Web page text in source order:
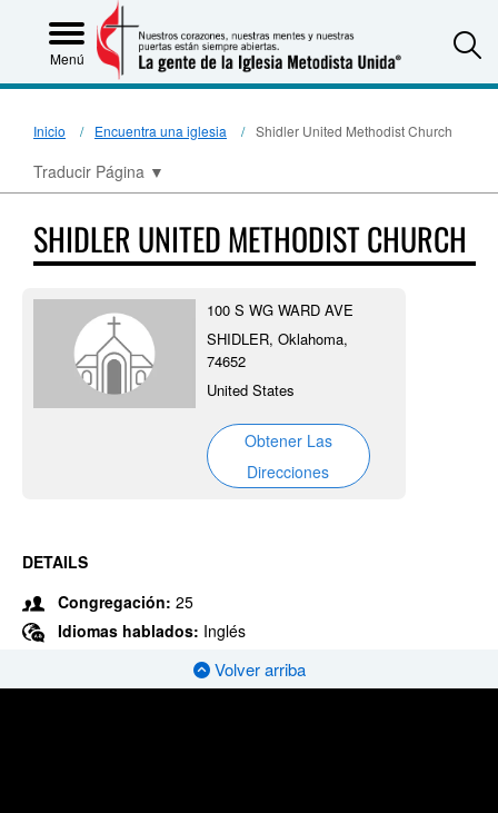
Menú
Inicio Encuentra una iglesia Shidler United Methodist Church
Traducir Página ▼
SHIDLER UNITED METHODIST CHURCH
100 S WG WARD AVE
SHIDLER, Oklahoma,
74652
United States
Obtener Las
Direcciones
DETAILS
Congregación: 25
Idiomas hablados: Inglés
Volver arriba